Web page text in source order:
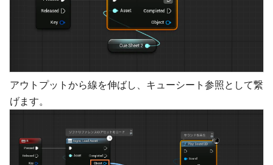
アウトプットから線を伸ばし、キューシート参照として繋
げます。